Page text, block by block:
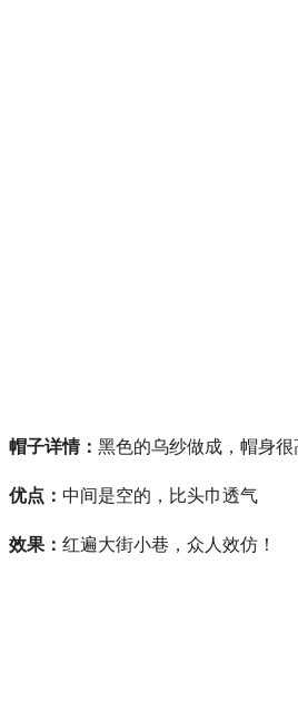
帽子详情： 黑色的乌纱做成，帽身很
优点： 中间是空的，比头巾透气
效果： 红遍大街小巷，众人效仿！